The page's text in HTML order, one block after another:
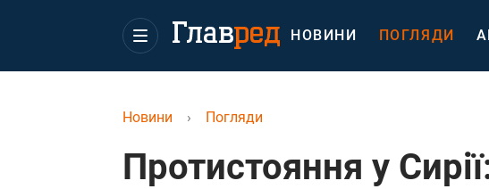
НОВИНИ ПОГЛЯДИ
Новини › Погляди
Протистояння у